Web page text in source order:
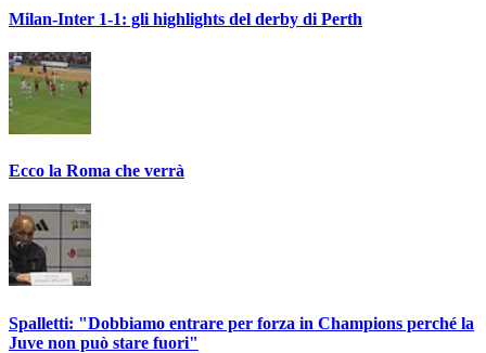
Milan-Inter 1-1: gli highlights del derby di Perth
Ecco la Roma che verrà
Spalletti: "Dobbiamo entrare per forza in Champions perché la
Juve non può stare fuori"